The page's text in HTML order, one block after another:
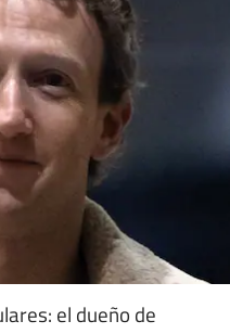
el dueño de